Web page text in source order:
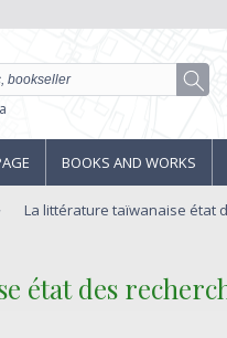
BOOKS AND WORKS
La littérature taïwanaise état
état des